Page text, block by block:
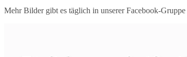
Mehr Bilder gibt es täglich in unserer Facebook-